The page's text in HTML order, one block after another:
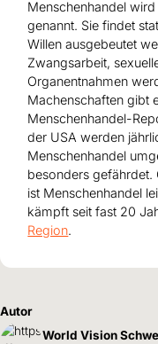
Menschenhandel
genannt. Sie findet
Willen ausgebeutet
Zwangsarbeit,
Organentnahmen
Machenschaften gibt
Menschenhandel-
der USA werden
Menschenhandel
besonders gefährdet.
ist Menschenhandel
kämpft seit fast 20
Region.
Autor
World Vision